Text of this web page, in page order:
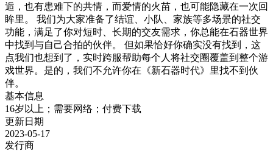
逅，也有患难下的共情，而爱情的火苗，也可能隐藏在一次回
眸里。 我们为大家准备了结谊、小队、家族等多场景的社交
功能，满足了你对短时、长期的交友需求，你总能在石器世界
中找到与自己合拍的伙伴。 但如果恰好你确实没有找到，这
点我们也想到了，实时跨服帮助每个人将社交圈覆盖到整个游
戏世界。是的，我们不允许你在《新石器时代》里找不到伙
伴。
基本信息
16岁以上；需要网络；付费下载
更新日期
2023-05-17
发行商